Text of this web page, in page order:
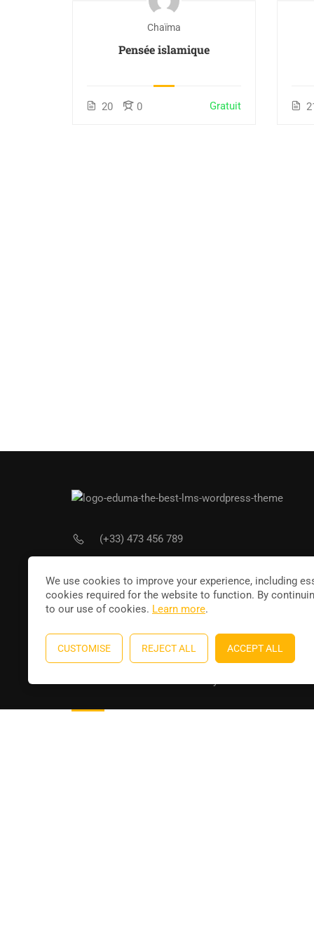
Chaïma
Pensée islamique
20 0 Gratuit
(+33) 473 456 789
We use cookies to improve your experience, including
cookies required for the website to function. By
to our use of cookies. Learn more.
CUSTOMISE REJECT ALL ACCEPT ALL